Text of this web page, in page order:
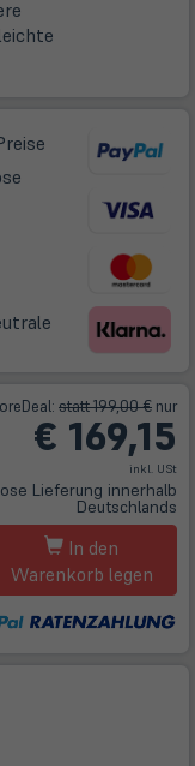
Deal: statt 199,00 € nur
€ 169,15
inkl. USt
Lieferung innerhalb
Deutschlands
In den
Warenkorb legen